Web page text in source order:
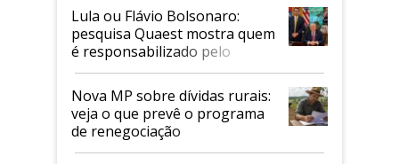
Lula ou Flávio Bolsonaro:
pesquisa Quaest mostra quem
é responsabilizado pelo
tarifaço dos EUA
Nova MP sobre dívidas rurais:
veja o que prevê o programa
de renegociação